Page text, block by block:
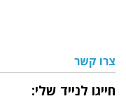
צרו קשר
חייגו לנייד שלי: